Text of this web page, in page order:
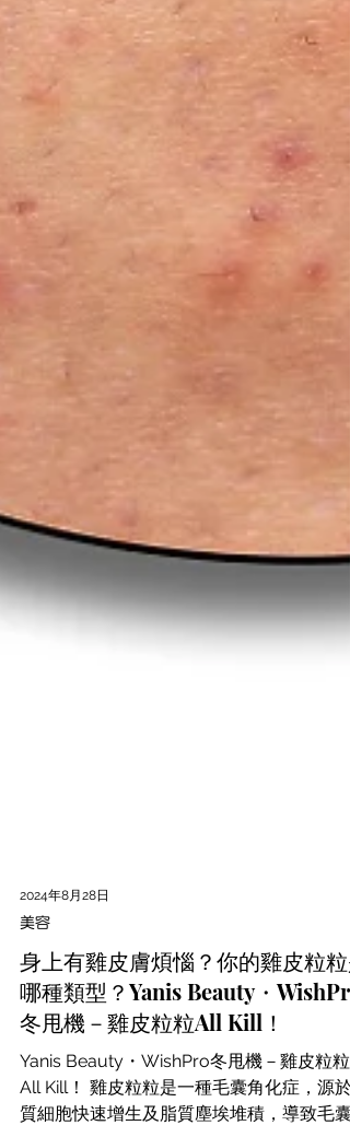
2024年8月28日
美容
身上有雞皮膚煩惱？你的雞皮粒粒
哪種類型？Yanis Beauty・WishPro
冬甩機－雞皮粒粒All Kill！
Yanis Beauty・WishPro冬甩機－雞皮粒粒
All Kill！ 雞皮粒粒是一種毛囊角化症，源於